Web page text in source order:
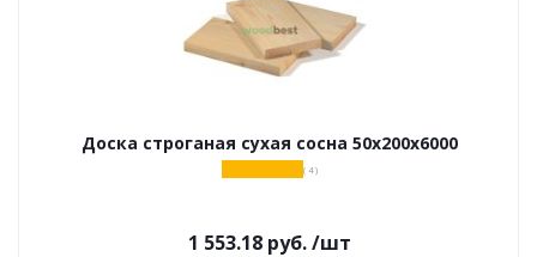
Доска строганая сухая сосна 50х200х6000
( 4 )
1 553.18руб. /шт